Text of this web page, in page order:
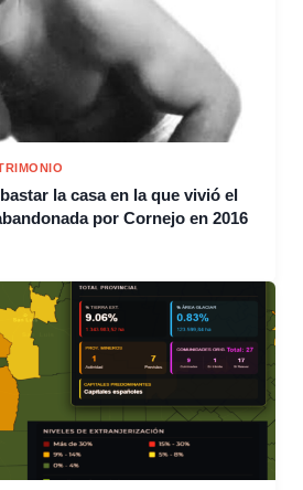
la casa en la que vivió el
por Cornejo en 2016